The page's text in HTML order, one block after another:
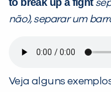
to break up a fight
não), separar um
Veja alguns